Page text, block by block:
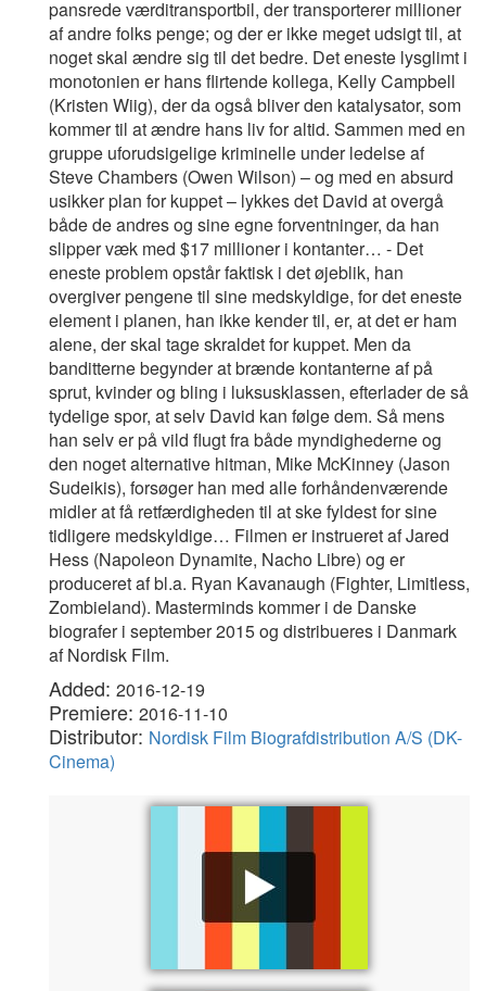
pansrede værditransportbil, der transporterer millioner
af andre folks penge; og der er ikke meget udsigt til, at
noget skal ændre sig til det bedre. Det eneste lysglimt i
monotonien er hans flirtende kollega, Kelly Campbell
(Kristen Wiig), der da også bliver den katalysator, som
kommer til at ændre hans liv for altid. Sammen med en
gruppe uforudsigelige kriminelle under ledelse af
Steve Chambers (Owen Wilson) – og med en absurd
usikker plan for kuppet – lykkes det David at overgå
både de andres og sine egne forventninger, da han
slipper væk med $17 millioner i kontanter… - Det
eneste problem opstår faktisk i det øjeblik, han
overgiver pengene til sine medskyldige, for det eneste
element i planen, han ikke kender til, er, at det er ham
alene, der skal tage skraldet for kuppet. Men da
banditterne begynder at brænde kontanterne af på
sprut, kvinder og bling i luksusklassen, efterlader de så
tydelige spor, at selv David kan følge dem. Så mens
han selv er på vild flugt fra både myndighederne og
den noget alternative hitman, Mike McKinney (Jason
Sudeikis), forsøger han med alle forhåndenværende
midler at få retfærdigheden til at ske fyldest for sine
tidligere medskyldige… Filmen er instrueret af Jared
Hess (Napoleon Dynamite, Nacho Libre) og er
produceret af bl.a. Ryan Kavanaugh (Fighter, Limitless,
Zombieland). Masterminds kommer i de Danske
biografer i september 2015 og distribueres i Danmark
af Nordisk Film.
Added: 2016-12-19
Premiere: 2016-11-10
Distributor: Nordisk Film Biografdistribution A/S (DK-
Cinema)